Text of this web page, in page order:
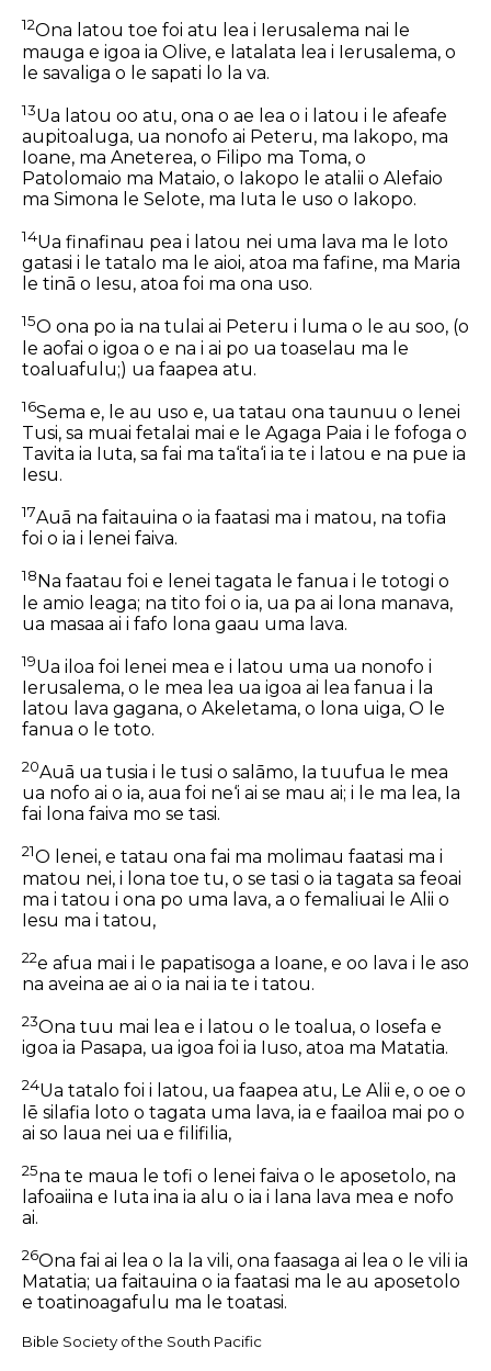
12Ona latou toe foi atu lea i Ierusalema nai le
mauga e igoa ia Olive, e latalata lea i Ierusalema, o
le savaliga o le sapati lo la va.
13Ua latou oo atu, ona o ae lea o i latou i le afeafe
aupitoaluga, ua nonofo ai Peteru, ma Iakopo, ma
Ioane, ma Aneterea, o Filipo ma Toma, o
Patolomaio ma Mataio, o Iakopo le atalii o Alefaio
ma Simona le Selote, ma Iuta le uso o Iakopo.
14Ua finafinau pea i latou nei uma lava ma le loto
gatasi i le tatalo ma le aioi, atoa ma fafine, ma Maria
le tinā o Iesu, atoa foi ma ona uso.
15O ona po ia na tulai ai Peteru i luma o le au soo, (o
le aofai o igoa o e na i ai po ua toaselau ma le
toaluafulu;) ua faapea atu.
16Sema e, le au uso e, ua tatau ona taunuu o lenei
Tusi, sa muai fetalai mai e le Agaga Paia i le fofoga o
Tavita ia Iuta, sa fai ma ta‘ita‘i ia te i latou e na pue ia
Iesu.
17Auā na faitauina o ia faatasi ma i matou, na tofia
foi o ia i lenei faiva.
18 Na faatau foi e lenei tagata le fanua i le totogi o
le amio leaga; na tito foi o ia, ua pa ai lona manava,
ua masaa ai i fafo lona gaau uma lava.
19Ua iloa foi lenei mea e i latou uma ua nonofo i
Ierusalema, o le mea lea ua igoa ai lea fanua i la
latou lava gagana, o Akeletama, o lona uiga, O le
fanua o le toto.
20Auā ua tusia i le tusi o salāmo, Ia tuufua le mea
ua nofo ai o ia, aua foi ne‘i ai se mau ai; i le ma lea, Ia
fai lona faiva mo se tasi.
21O lenei, e tatau ona fai ma molimau faatasi ma i
matou nei, i lona toe tu, o se tasi o ia tagata sa feoai
ma i tatou i ona po uma lava, a o femaliuai le Alii o
Iesu ma i tatou,
22e afua mai i le papatisoga a Ioane, e oo lava i le aso
na aveina ae ai o ia nai ia te i tatou.
23Ona tuu mai lea e i latou o le toalua, o Iosefa e
igoa ia Pasapa, ua igoa foi ia Iuso, atoa ma Matatia.
24Ua tatalo foi i latou, ua faapea atu, Le Alii e, o oe o
lē silafia loto o tagata uma lava, ia e faailoa mai po o
ai so laua nei ua e filifilia,
25na te maua le tofi o lenei faiva o le aposetolo, na
lafoaiina e Iuta ina ia alu o ia i lana lava mea e nofo
ai.
26Ona fai ai lea o la la vili, ona faasaga ai lea o le vili ia
Matatia; ua faitauina o ia faatasi ma le au aposetolo
e toatinoagafulu ma le toatasi.
Bible Society of the South Pacific